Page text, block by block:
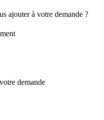
ajouter à votre demande ?
demande